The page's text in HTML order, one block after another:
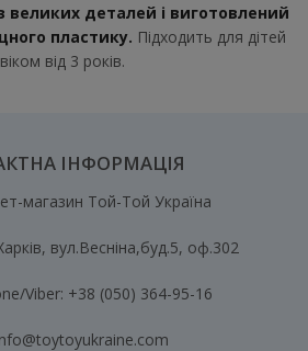
великих деталей і виготовлений
пластику. Підходить для дітей
віком від 3 років.
ІНФОРМАЦІЯ
магазин Той-Той Україна
, вул.Весніна,буд.5, оф.302
Viber: +38 (050) 364-95-16